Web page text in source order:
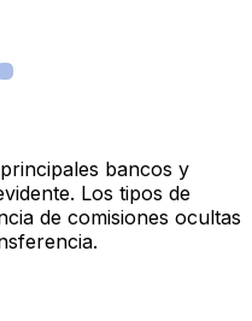
bancos y
Los tipos de
de comisiones ocultas